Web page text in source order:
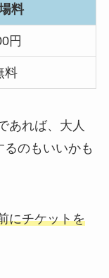
料
円
料
あれば、 大人
るのもいいかも
にチケットを